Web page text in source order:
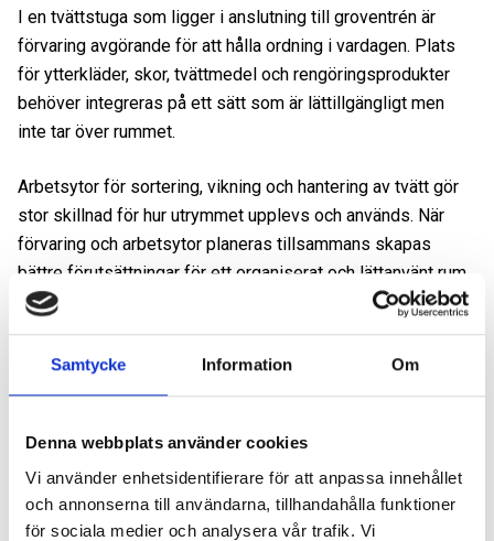
Samtycke Information Om
Denna webbplats använder cookies
Vi använder enhetsidentifierare för att anpassa innehållet
och annonserna till användarna, tillhandahålla funktioner
för sociala medier och analysera vår trafik. Vi
I en tvättstuga som ligger i anslutning till groventrén är
förvaring avgörande för att hålla ordning i vardagen. Plats
för ytterkläder, skor, tvättmedel och rengöringsprodukter
behöver integreras på ett sätt som är lättillgängligt men
inte tar över rummet.
Arbetsytor för sortering, vikning och hantering av tvätt gör
stor skillnad för hur utrymmet upplevs och används. När
förvaring och arbetsytor planeras tillsammans skapas
bättre förutsättningar för ett organiserat och lättanvänt rum.
Ventilation och fukt
Tvättstuga innebär fukt, och när den kombineras med
avgörande för att leda bort fukt och minska risken för
kondens och lukt.
Vid renovering av en tvättstuga i anslutning till groventrén är